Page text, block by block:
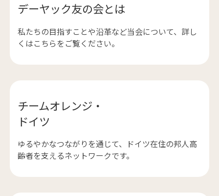
デーヤック友の会とは
私たちの目指すことや沿革など当会について、詳し
くはこちらをご覧ください。
チームオレンジ・
ドイツ
ゆるやかなつながりを通じて、ドイツ在住の邦人高
齢者を支えるネットワークです。